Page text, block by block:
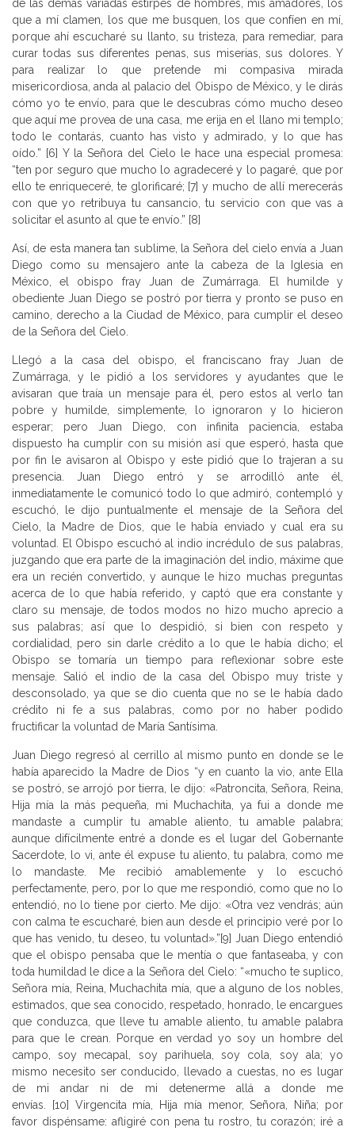
de las demás variadas estirpes de hombres, mis amadores, los
que a mí clamen, los que me busquen, los que confíen en mí,
porque ahí escucharé su llanto, su tristeza, para remediar, para
curar todas sus diferentes penas, sus miserias, sus dolores. Y
para realizar lo que pretende mi compasiva mirada
misericordiosa, anda al palacio del Obispo de México, y le dirás
cómo yo te envío, para que le descubras cómo mucho deseo
que aquí me provea de una casa, me erija en el llano mi templo;
todo le contarás, cuanto has visto y admirado, y lo que has
oído.” [6] Y la Señora del Cielo le hace una especial promesa:
“ten por seguro que mucho lo agradeceré y lo pagaré, que por
ello te enriqueceré, te glorificaré; [7] y mucho de allí merecerás
con que yo retribuya tu cansancio, tu servicio con que vas a
solicitar el asunto al que te envío.” [8]
Así, de esta manera tan sublime, la Señora del cielo envía a Juan
Diego como su mensajero ante la cabeza de la Iglesia en
México, el obispo fray Juan de Zumárraga. El humilde y
obediente Juan Diego se postró por tierra y pronto se puso en
camino, derecho a la Ciudad de México, para cumplir el deseo
de la Señora del Cielo.
Llegó a la casa del obispo, el franciscano fray Juan de
Zumárraga, y le pidió a los servidores y ayudantes que le
avisaran que traía un mensaje para él, pero estos al verlo tan
pobre y humilde, simplemente, lo ignoraron y lo hicieron
esperar; pero Juan Diego, con infinita paciencia, estaba
dispuesto ha cumplir con su misión así que esperó, hasta que
por fin le avisaron al Obispo y este pidió que lo trajeran a su
presencia. Juan Diego entró y se arrodilló ante él,
inmediatamente le comunicó todo lo que admiró, contempló y
escuchó, le dijo puntualmente el mensaje de la Señora del
Cielo, la Madre de Dios, que le había enviado y cual era su
voluntad. El Obispo escuchó al indio incrédulo de sus palabras,
juzgando que era parte de la imaginación del indio, máxime que
era un recién convertido, y aunque le hizo muchas preguntas
acerca de lo que había referido, y captó que era constante y
claro su mensaje, de todos modos no hizo mucho aprecio a
sus palabras; así que lo despidió, si bien con respeto y
cordialidad, pero sin darle crédito a lo que le había dicho; el
Obispo se tomaría un tiempo para reflexionar sobre este
mensaje. Salió el indio de la casa del Obispo muy triste y
desconsolado, ya que se dio cuenta que no se le había dado
crédito ni fe a sus palabras, como por no haber podido
fructificar la voluntad de María Santísima.
Juan Diego regresó al cerrillo al mismo punto en donde se le
había aparecido la Madre de Dios “y en cuanto la vio, ante Ella
se postró, se arrojó por tierra, le dijo: «Patroncita, Señora, Reina,
Hija mía la más pequeña, mi Muchachita, ya fui a donde me
mandaste a cumplir tu amable aliento, tu amable palabra;
aunque difícilmente entré a donde es el lugar del Gobernante
Sacerdote, lo vi, ante él expuse tu aliento, tu palabra, como me
lo mandaste. Me recibió amablemente y lo escuchó
perfectamente, pero, por lo que me respondió, como que no lo
entendió, no lo tiene por cierto. Me dijo: «Otra vez vendrás; aún
con calma te escucharé, bien aun desde el principio veré por lo
que has venido, tu deseo, tu voluntad».”[9] Juan Diego entendió
que el obispo pensaba que le mentía o que fantaseaba, y con
toda humildad le dice a la Señora del Cielo: “«mucho te suplico,
Señora mía, Reina, Muchachita mía, que a alguno de los nobles,
estimados, que sea conocido, respetado, honrado, le encargues
que conduzca, que lleve tu amable aliento, tu amable palabra
para que le crean. Porque en verdad yo soy un hombre del
campo, soy mecapal, soy parihuela, soy cola, soy ala; yo
mismo necesito ser conducido, llevado a cuestas, no es lugar
de mi andar ni de mi detenerme allá a donde me
envías. [10] Virgencita mía, Hija mía menor, Señora, Niña; por
favor dispénsame: afligiré con pena tu rostro, tu corazón; iré a